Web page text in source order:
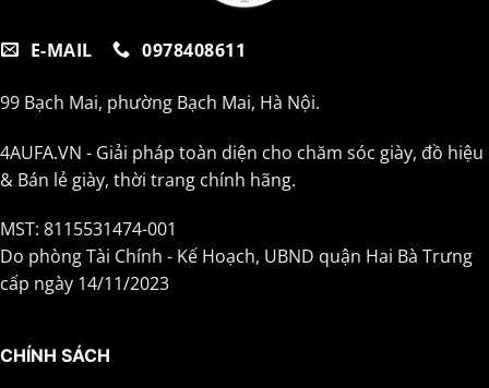
E-MAIL 0978408611
99 Bạch Mai, phường Bạch Mai, Hà Nội.
4AUFA.VN - Giải pháp toàn diện cho chăm sóc giày, đồ hiệu
& Bán lẻ giày, thời trang chính hãng.
MST: 8115531474-001
Do phòng Tài Chính - Kế Hoạch, UBND quận Hai Bà Trưng
cấp ngày 14/11/2023
CHÍNH SÁCH